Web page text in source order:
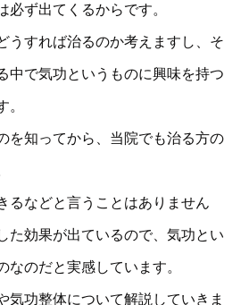
必ず出てくるからです。
うすれば治るのか考えますし、そ
中で気功というものに興味を持つ
。
を知ってから、当院でも治る方の
るなどと言うことはありません
た効果が出ているので、気功とい
なのだと実感しています。
気功整体について解説していきま